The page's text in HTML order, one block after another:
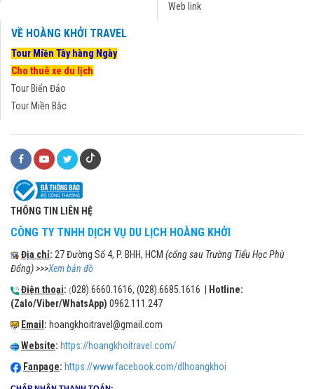
Web link
VỀ HOÀNG KHỞI TRAVEL
Tour Miền Tây hàng Ngày
Cho thuê xe du lịch
Tour Biển Đảo
Tour Miền Bắc
THÔNG TIN LIÊN HỆ
CÔNG TY TNHH DỊCH VỤ DU LỊCH HOÀNG KHỞI
Địa chỉ: 27 Đường Số 4, P. BHH, HCM (cổng sau Trường Tiểu Học Phù
Đổng) >>>Xem bản đồ
Điện thoại: (028).6660.1616, (028).6685.1616 |
Hotline:
(Zalo/Viber/WhatsApp) 0962.111.247
Email : hoangkhoitravel@gmail.com
Website: https://hoangkhoitravel.com/
Fanpage: https://www.facebook.com/dlhoangkhoi